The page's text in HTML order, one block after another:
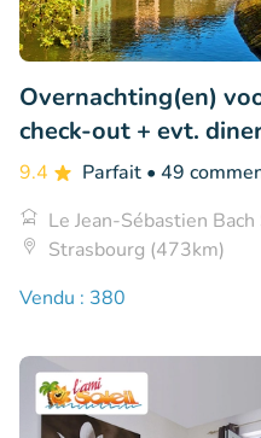
Overnachting(en)
check-out + evt.
9.4 Parfait • 49
Le Jean-Sébastien
Strasbourg (473km)
Vendu : 380